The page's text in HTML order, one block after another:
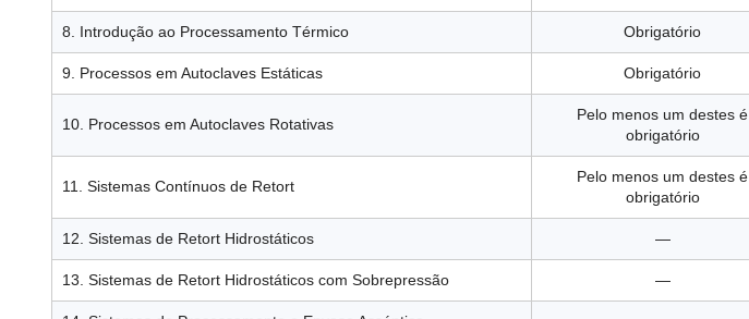
8. Introdução ao Processamento Térmico Obrigatório
9. Processos em Autoclaves Estáticas Obrigatório
10. Processos em Autoclaves Rotativas
Pelo menos um destes é
obrigatório
11. Sistemas Contínuos de Retort
Pelo menos um destes é
obrigatório
12. Sistemas de Retort Hidrostáticos —
13. Sistemas de Retort Hidrostáticos com Sobrepressão —